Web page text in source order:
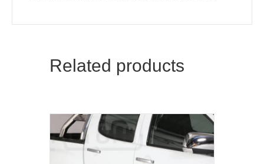
Related products